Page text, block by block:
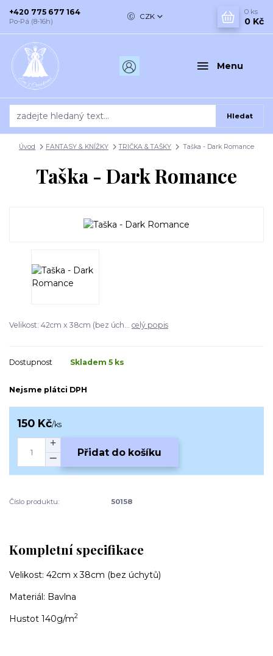
Menu
CZK
Hledat
+420 775 677 164
Po-Pá (8-16h)
0 ks
0 Kč
Úvod FANTASY & KNÍŽKY TRIČKA & TAŠKY Taška - Dark Romance
Taška - Dark Romance
Velikost: 42cm x 38cm (bez úch... celý popis
Dostupnost Skladem 5 ks
Nejsme plátci DPH
150 Kč/ks
Přidat do košíku
Číslo produktu: 50158
Kompletní specifikace
Velikost: 42cm x 38cm (bez úchytů)
Materiál: Bavlna
Hustot 140g/m2